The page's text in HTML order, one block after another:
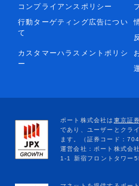
コンプライアンスポリシー
行動ターゲティング広告につい
て
カスタマーハラスメントポリシ
ー